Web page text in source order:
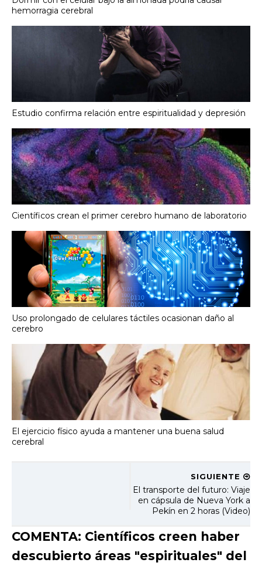
hemorragia cerebral
Estudio confirma relación entre espiritualidad y depresión
Científicos crean el primer cerebro humano de laboratorio
Uso prolongado de celulares táctiles ocasionan daño al
cerebro
El ejercicio físico ayuda a mantener una buena salud
cerebral
SIGUIENTE
El transporte del futuro: Viaje
en cápsula de Nueva York a
Pekín en 2 horas (Video)
COMENTA: Científicos creen haber
descubierto áreas "espirituales" del